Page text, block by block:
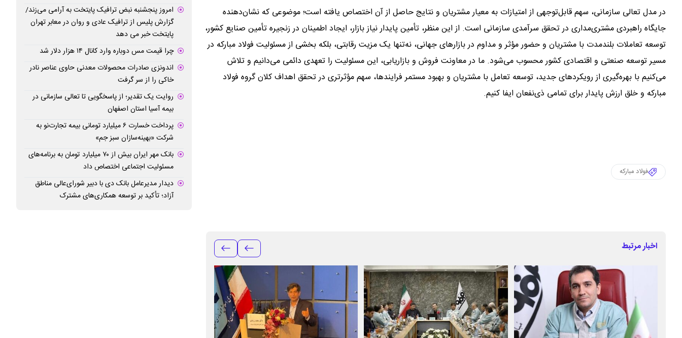
در مدل تعالی سازمانی، سهم قابل‌توجهی از امتیازات به معیار مشتریان و نتایج حاصل از آن اختصاص یافته است؛ موضوعی که نشان‌دهنده
جایگاه راهبردی مشتری‌مداری در تحقق سرآمدی سازمانی است. از این منظر، تأمین پایدار نیاز بازار، ایجاد اطمینان در زنجیره تأمین صنایع کشور،
توسعه تعاملات بلندمدت با مشتریان و حضور مؤثر و مداوم در بازارهای جهانی، نه‌تنها یک مزیت رقابتی، بلکه بخشی از مسئولیت فولاد مبارکه در
مسیر توسعه صنعتی و اقتصادی کشور محسوب می‌شود. ما در معاونت فروش و بازاریابی، این مسئولیت را تعهدی دائمی می‌دانیم و تلاش
می‌کنیم با بهره‌گیری از رویکردهای جدید، توسعه تعامل با مشتریان و بهبود مستمر فرایندها، سهم مؤثرتری در تحقق اهداف کلان گروه فولاد
مبارکه و خلق ارزش پایدار برای تمامی ذی‌نفعان ایفا کنیم.
فولاد مبارکه
اخبار مرتبط
امروز پنجشنبه نبض ترافیک پایتخت به آرامی می‌زند/
گزارش پلیس از ترافیک عادی و روان در معابر تهران
پایتخت خبر می دهد
چرا قیمت مس دوباره وارد کانال ۱۴ هزار دلار شد
اندونزی صادرات محصولات معدنی حاوی عناصر نادر
خاکی را از سر گرفت
روایت یک تقدیر؛ از پاسخگویی تا تعالی سازمانی در
بیمه آسیا استان اصفهان
پرداخت خسارت ۶ میلیارد تومانی بیمه تجارت‌نو به
شرکت «بهینه‌سازان سبز جم»
بانک مهر ایران بیش از ۷۰ میلیارد تومان به برنامه‌های
مسئولیت اجتماعی اختصاص داد
دیدار مدیرعامل بانک دی با دبیر شورای‌عالی مناطق
آزاد؛ تأکید بر توسعه همکاری‌های مشترک